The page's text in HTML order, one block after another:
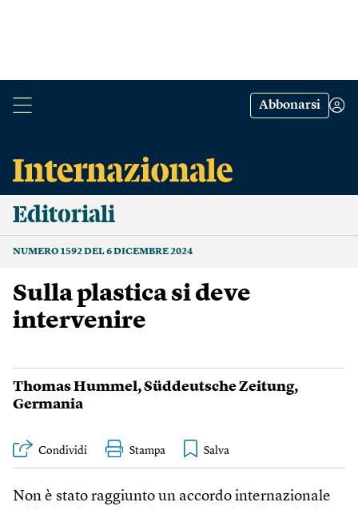
Abbonarsi
Editoriali
NUMERO 1592 DEL 6 DICEMBRE 2024
Sulla plastica si deve
intervenire
Thomas Hummel,Süddeutsche Zeitung,
Germania
Condividi Stampa
Non è stato raggiunto un accordo internazionale